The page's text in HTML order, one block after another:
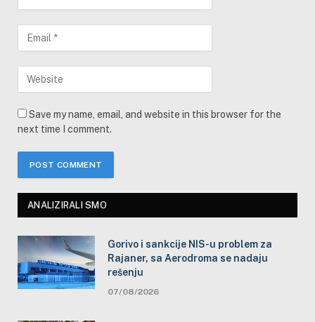
Save my name, email, and website in this browser for the
next time I comment.
ANALIZIRALI SMO
Gorivo i sankcije NIS-u problem za
Rajaner, sa Aerodroma se nadaju
rešenju
07/08/2026